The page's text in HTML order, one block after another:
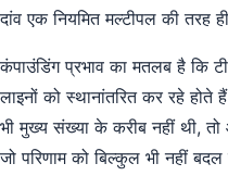
दांव एक नियमित मल्टीपल की तरह
कंपाउंडिंग प्रभाव का मतलब है कि
लाइनों को स्थानांतरित कर रहे
भी मुख्य संख्या के करीब नहीं थी,
जो परिणाम को बिल्कुल भी नहीं